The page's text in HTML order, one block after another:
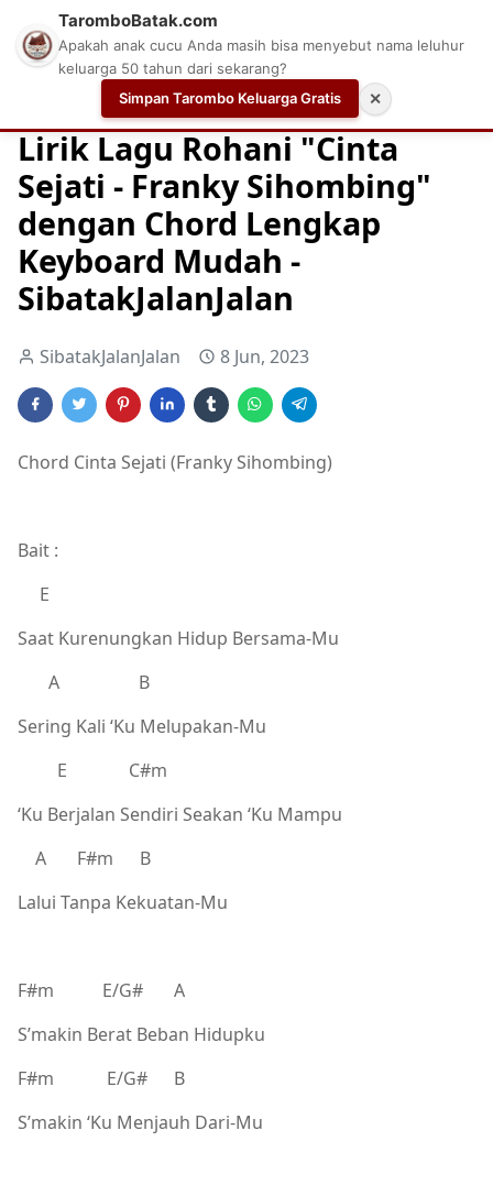
Chord Chord Gitar Lagu Rohani Chord Gitar
Lirik Lagu Rohani "Cinta
Sejati - Franky Sihombing"
dengan Chord Lengkap
Keyboard Mudah -
SibatakJalanJalan
SibatakJalanJalan 8 Jun, 2023
Chord Cinta Sejati (Franky Sihombing)
Bait :
E
Saat Kurenungkan Hidup Bersama-Mu
A B
Sering Kali ‘Ku Melupakan-Mu
E C#m
‘Ku Berjalan Sendiri Seakan ‘Ku Mampu
A F#m B
Lalui Tanpa Kekuatan-Mu
F#m E/G# A
S’makin Berat Beban Hidupku
F#m E/G# B
S’makin ‘Ku Menjauh Dari-Mu
TaromboBatak.com
Apakah anak cucu Anda masih bisa menyebut nama leluhur
keluarga 50 tahun dari sekarang?
Simpan Tarombo Keluarga Gratis
✕